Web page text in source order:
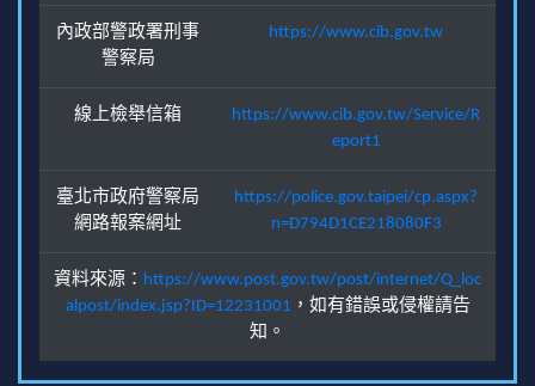
內政部警政署刑事
警察局
https://www.cib.gov.tw
線上檢舉信箱
https://www.cib.gov.tw/Service/R
eport1
臺北市政府警察局
網路報案網址
https://police.gov.taipei/cp.aspx?
n=D794D1CE218080F3
資料來源： https://www.post.gov.tw/post/internet/Q_loc
alpost/index.jsp?ID=12231001 ，如有錯誤或侵權請告
知。